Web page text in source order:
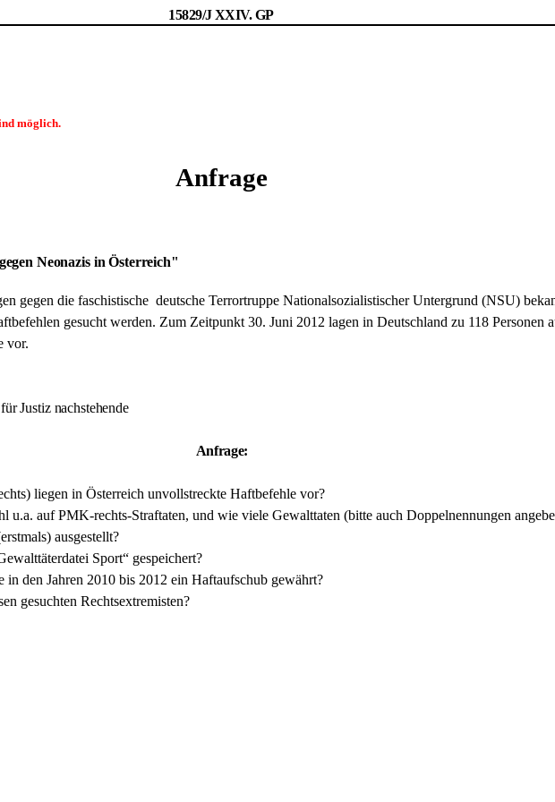
15829/J XXIV. GP
möglich.
Anfrage
Neonazis in Österreich"
gegen die faschistische deutsche Terrortruppe Nationalsozialistischer Untergrund (NSU)
gesucht werden. Zum Zeitpunkt 30. Juni 2012 lagen in Deutschland zu 118 Personen
vor.
Justiz nachstehende
Anfrage:
liegen in Österreich unvollstreckte Haftbefehle vor?
u.a. auf PMK-rechts-Straftaten, und wie viele Gewalttaten (bitte auch Doppelnennungen
ausgestellt?
Sport“ gespeichert?
den Jahren 2010 bis 2012 ein Haftaufschub gewährt?
gesuchten Rechtsextremisten?